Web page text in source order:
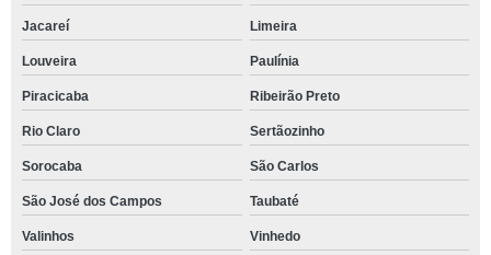
Jacareí Limeira
Louveira Paulínia
Piracicaba Ribeirão Preto
Rio Claro Sertãozinho
Sorocaba São Carlos
São José dos Campos Taubaté
Valinhos
Vinhedo